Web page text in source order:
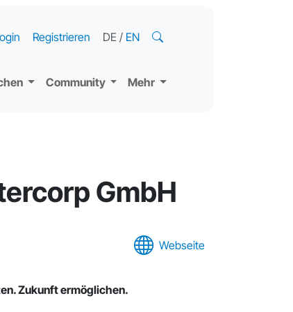
Community Mehr
Registrieren DE / EN
GmbH
Webseite
Zukunft ermöglichen.